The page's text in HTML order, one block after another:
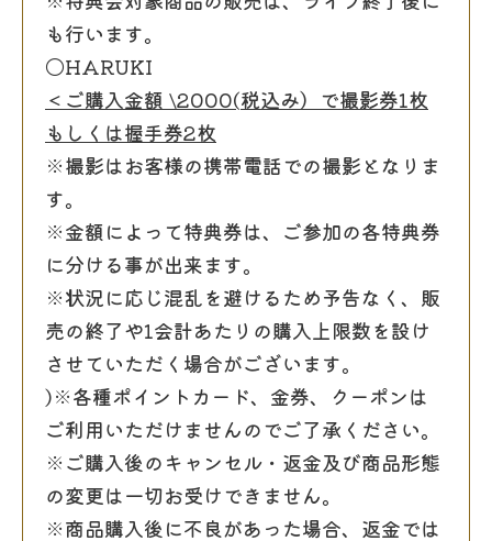
も行います。
〇HARUKI
＜ご購入金額 \2000(税込み）で撮影券1枚
もしくは握手券2枚
※撮影はお客様の携帯電話での撮影となりま
す。
※金額によって特典券は、ご参加の各特典券
に分ける事が出来ます。
※状況に応じ混乱を避けるため予告なく、販
売の終了や1会計あたりの購入上限数を設け
させていただく場合がございます。
)※各種ポイントカード、金券、クーポンは
ご利用いただけませんのでご了承ください。
※ご購入後のキャンセル・返金及び商品形態
の変更は一切お受けできません。
※商品購入後に不良があった場合、返金では